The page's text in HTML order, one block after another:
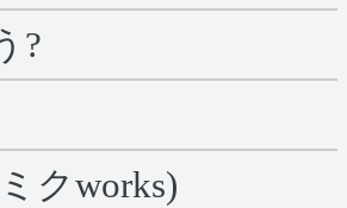
?
クworks)